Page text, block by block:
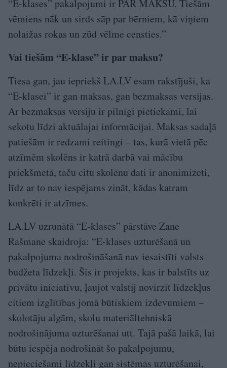
“E-klases” pakalpojumi ir PAR MAKSU. Tiešām
vēmiens nāk un sirds sāp par bērniem, kā viņiem
nolaižas rokas un zūd vēlme censties.”
Vai tiešām “E-klase” ir par maksu?
Tiesa gan, jau iepriekš LA.LV esam rakstījuši, ka
“E-klasei” ir gan maksas, gan bezmaksas versijas.
Ar bezmaksas versiju ir pilnīgi pietiekami, lai
sekotu līdzi aktuālajai informācijai. Maksas sadaļā
patiešām ir redzami reitingi – tas, kurā vietā pēc
atzīmēm skolēns ir katrā darbā vai mācību
priekšmetā, taču citu skolēnu dati ir anonimizēti,
līdz ar to nav iespējams zināt, kādas katram
konkrēti ir atzīmes.
LA.LV uzrunātā “E-klases” pārstāve Zane
Rašmane skaidroja: “E-klases uzturēšanā un
pakalpojuma nodrošināšanā nav iesaistīti valsts
budžeta līdzekļi. Šis ir projekts, kas ir balstīts uz
privātu iniciatīvu, ļaujot valstij novirzīt līdzekļus
citiem izglītības jomā būtiskiem izdevumiem –
skolotāju algām, skolu materiāltehniskā
nodrošinājuma uzturēšanai utt. Tajā pašā laikā, lai
būtu iespēja nodrošināt šo pakalpojumu,
nepieciešami līdzekļi gan sistēmas uzturēšanai,